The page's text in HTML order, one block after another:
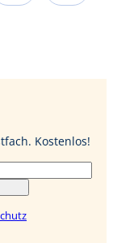
Kostenlos!